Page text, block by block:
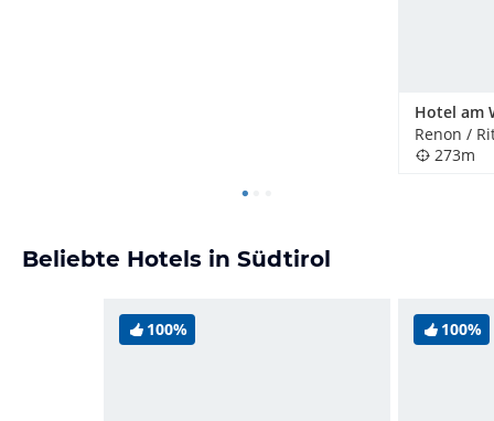
Renon /
273m
Beliebte Hotels in Südtirol
100% 100%